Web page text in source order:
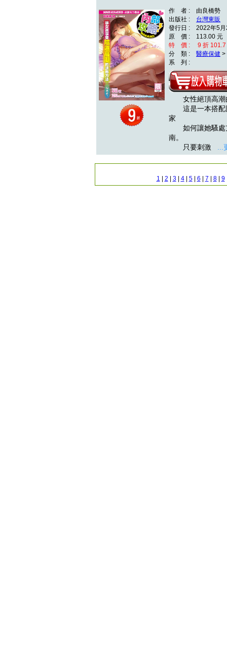
作 者 : 由良橋勢
出版社 : 台灣東販
發行日 : 2022年5月
原 價 : 113.00 元
特 價 : 9 折 101.7
分 類 : 醫療保健 >
系 列 :
女性絕頂高潮
這是一本搭配
家
如何讓她騷處
南。
只要刺激
1 2 3| 4| 5| 6 7 8| 9